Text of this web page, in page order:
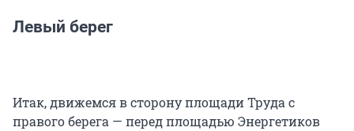
Левый берег
Итак, движемся в сторону площади Труда с
правого берега — перед площадью Энергетиков